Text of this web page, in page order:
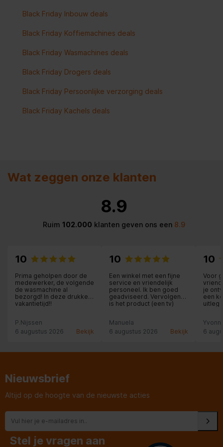
Black Friday Inbouw deals
Black Friday Koffiemachines deals
Black Friday Wasmachines deals
Black Friday Drogers deals
Black Friday Persoonlijke verzorging deals
Black Friday Kachels deals
Wat zeggen onze klanten
8.9
Ruim 102.000 klanten geven ons een8.9
10
Prima geholpen door de
medewerker, de volgende
de wasmachine al
bezorgd! In deze drukke
vakantietijd!!
P.Nijssen
6 augustus 2026
Bekijk
10
Een winkel met een fijne
service en vriendelijk
personeel. Ik ben goed
geadviseerd. Vervolgens
is het product (een tv)
nodige uitleg. Heel prettig!
Manuela
6 augustus 2026
Bekijk
10
Voor
je
een
uitleg
6
Nieuwsbrief
Altijd op de hoogte van de nieuwste acties
Stel je vragen aan